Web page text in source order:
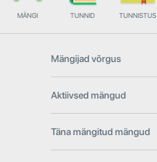
MÄNGI TUNNID TUNNISTUS
Mängijad võrgus
Aktiivsed mängud
Täna mängitud mängud